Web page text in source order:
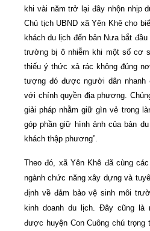
khi vài năm trở lại đây nhộn nhịp
Chủ tịch UBND xã Yên Khê cho
khách du lịch đến bản Nưa bắt
trường bị ô nhiễm khi một số cơ
thiếu ý thức xả rác không đúng
tượng đó được người dân nhanh
với chính quyền địa phương.
giải pháp nhằm giữ gìn vẻ trong
góp phần giữ hình ảnh của bản
khách thập phương”.
Theo đó, xã Yên Khê đã cùng
ngành chức năng xây dựng và
định về đảm bảo vệ sinh môi
kinh doanh du lịch. Đây cũng là
được huyện Con Cuông chú